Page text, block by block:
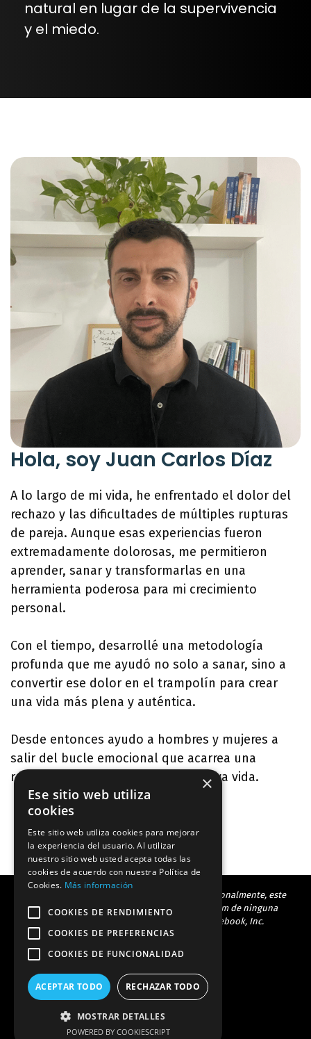
natural en lugar de la supervivencia
y el miedo.
Hola, soy Juan Carlos Díaz
A lo largo de mi vida, he enfrentado el dolor del
rechazo y las dificultades de múltiples rupturas
de pareja. Aunque esas experiencias fueron
extremadamente dolorosas, me permitieron
aprender, sanar y transformarlas en una
herramienta poderosa para mi crecimiento
personal.
Con el tiempo, desarrollé una metodología
profunda que me ayudó no solo a sanar, sino a
convertir ese dolor en el trampolín para crear
una vida más plena y auténtica.
Desde entonces ayudo a hombres y mujeres a
salir del bucle emocional que acarrea una
ruptura de pareja y a crear una nueva vida.
Este sitio no forma parte de Facebook Inc. Adicionalmente, este
sitio no está avalado por Facebook o Instagram de ninguna
manera. Facebook es un trademark de Facebook, Inc.
© Alchemist Heart Copyright
Política Privacidad|Aviso legal|
×
Ese sitio web utiliza
cookies
Este sitio web utiliza cookies para mejorar
la experiencia del usuario. Al utilizar
nuestro sitio web usted acepta todas las
cookies de acuerdo con nuestra Política de
Cookies. Más información
COOKIES DE RENDIMIENTO
COOKIES DE PREFERENCIAS
COOKIES DE FUNCIONALIDAD
ACEPTAR TODO RECHAZAR TODO
MOSTRAR DETALLES
POWERED BY COOKIESCRIPT